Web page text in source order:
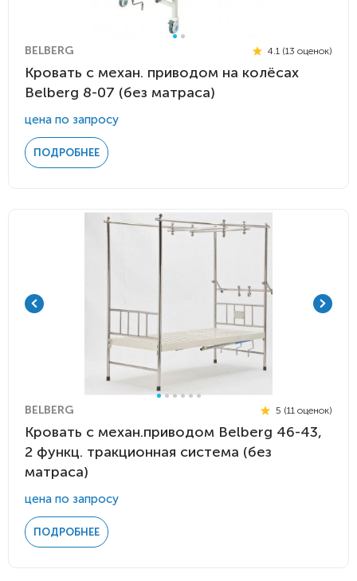
BELBERG 4.1 (13 оценок)
Кровать c механ. приводом на колёсах
Belberg 8-07 (без матраса)
цена по запросу
ПОДРОБНЕЕ
BELBERG 5 (11 оценок)
Кровать c механ.приводом Belberg 46-43,
2 функц. тракционная система (без
матраса)
цена по запросу
ПОДРОБНЕЕ